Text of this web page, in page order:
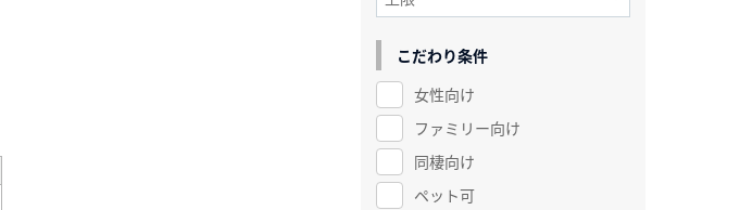
こだわり条件
女性向け
ファミリー向け
同棲向け
ペット可